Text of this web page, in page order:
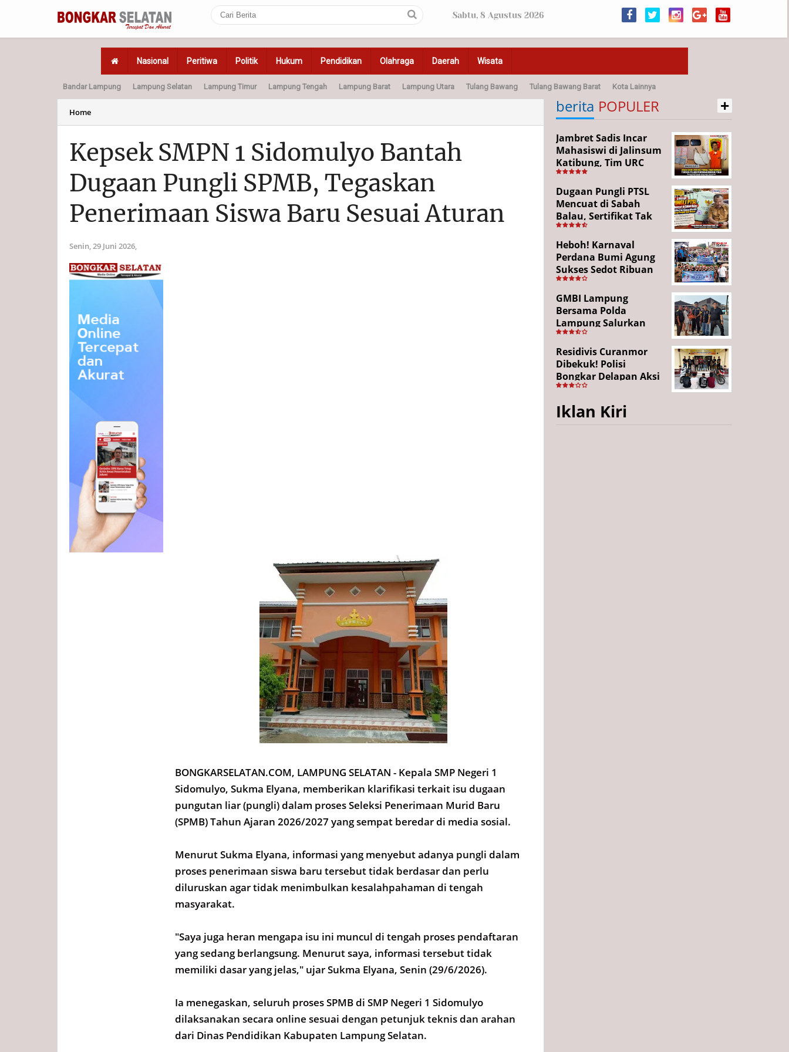
Sabtu, 8 Agustus 2026
Nasional Peritiwa Politik Hukum Pendidikan Olahraga Daerah Wisata
Home Politik Hukum Peristiwa Olahraga Pendidikan Otomotif Kesehatan
Bandar Lampung Lampung Selatan Lampung Timur Lampung Tengah Lampung Barat Lampung Utara Tulang Bawang Tulang Bawang Barat Kota Lainnya
Home
Kepsek SMPN 1 Sidomulyo Bantah
Dugaan Pungli SPMB, Tegaskan
Penerimaan Siswa Baru Sesuai Aturan
Senin, 29 Juni 2026,
BONGKARSELATAN.COM, LAMPUNG SELATAN - Kepala SMP Negeri 1
Sidomulyo, Sukma Elyana, memberikan klarifikasi terkait isu dugaan
pungutan liar (pungli) dalam proses Seleksi Penerimaan Murid Baru
(SPMB) Tahun Ajaran 2026/2027 yang sempat beredar di media sosial.
Menurut Sukma Elyana, informasi yang menyebut adanya pungli dalam
proses penerimaan siswa baru tersebut tidak berdasar dan perlu
diluruskan agar tidak menimbulkan kesalahpahaman di tengah
masyarakat.
"Saya juga heran mengapa isu ini muncul di tengah proses pendaftaran
yang sedang berlangsung. Menurut saya, informasi tersebut tidak
memiliki dasar yang jelas," ujar Sukma Elyana, Senin (29/6/2026).
Ia menegaskan, seluruh proses SPMB di SMP Negeri 1 Sidomulyo
dilaksanakan secara online sesuai dengan petunjuk teknis dan arahan
dari Dinas Pendidikan Kabupaten Lampung Selatan.
berita POPULER +
Jambret Sadis Incar
Mahasiswi di Jalinsum
Katibung, Tim URC
Ringkus Pelaku dan
Sita Barang Bukti
Dugaan Pungli PTSL
Mencuat di Sabah
Balau, Sertifikat Tak
Kunjung Diterima,
Warga Tempuh Jalur
Hukum
Heboh! Karnaval
Perdana Bumi Agung
Sukses Sedot Ribuan
Penonton, Enam
Lingkungan Tampil All
Out
GMBI Lampung
Bersama Polda
Lampung Salurkan
Puluhan Paket
Sembako di
Bakauheni, Wujud
Kepedulian Sambut
HUT RI ke-81
Residivis Curanmor
Dibekuk! Polisi
Bongkar Delapan Aksi
Pencurian di
Pelaku Ditangkap
Iklan Kiri